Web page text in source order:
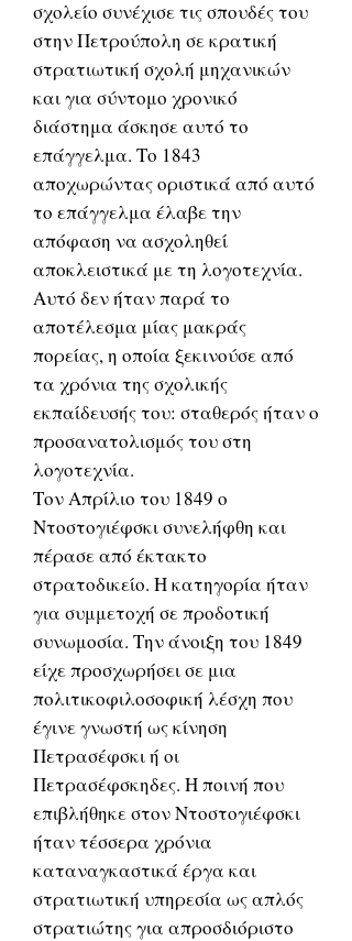
σχολείο συνέχισε τις σπουδές του
στην Πετρούπολη σε κρατική
στρατιωτική σχολή μηχανικών
και για σύντομο χρονικό
διάστημα άσκησε αυτό το
επάγγελμα. Το 1843
αποχωρώντας οριστικά από αυτό
το επάγγελμα έλαβε την
απόφαση να ασχοληθεί
αποκλειστικά με τη λογοτεχνία.
Αυτό δεν ήταν παρά το
αποτέλεσμα μίας μακράς
πορείας, η οποία ξεκινούσε από
τα χρόνια της σχολικής
εκπαίδευσής του: σταθερός ήταν ο
προσανατολισμός του στη
λογοτεχνία.
Τον Απρίλιο του 1849 ο
Ντοστογιέφσκι συνελήφθη και
πέρασε από έκτακτο
στρατοδικείο. Η κατηγορία ήταν
για συμμετοχή σε προδοτική
συνωμοσία. Την άνοιξη του 1849
είχε προσχωρήσει σε μια
πολιτικοφιλοσοφική λέσχη που
έγινε γνωστή ως κίνηση
Πετρασέφσκι ή οι
Πετρασέφσκηδες. Η ποινή που
επιβλήθηκε στον Ντοστογιέφσκι
ήταν τέσσερα χρόνια
καταναγκαστικά έργα και
στρατιωτική υπηρεσία ως απλός
στρατιώτης για απροσδιόριστο